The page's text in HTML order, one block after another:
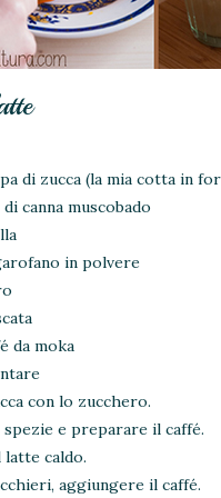
di zucca (la mia cotta in
canna muscobado
in polvere
da moka
con lo zucchero.
e preparare il caffé.
latte caldo.
aggiungere il caffé.